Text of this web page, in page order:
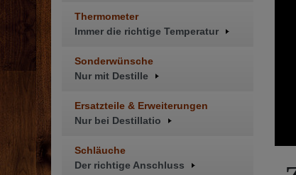
Thermometer
Immer die richtige Temperatur
Sonderwünsche
Nur mit Destille
Ersatzteile & Erweiterungen
Nur bei Destillatio
Schläuche
Der richtige Anschluss